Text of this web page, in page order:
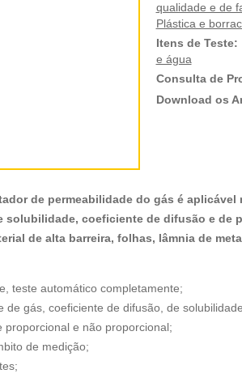
qualidade e de
Plástica e
Itens de Teste:
e água
Consulta de
Download os
de permeabilidade do gás é
solubilidade, coeficiente de difusão e de
de alta barreira, folhas, lâmnia de
teste automático completamente;
de gás, coeficiente de difusão, de
proporcional e não proporcional;
de medição;